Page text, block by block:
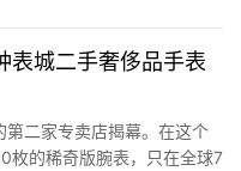
表城二手奢侈品手表
第二家专卖店揭幕。在这个
枚的稀奇版腕表，只在全球7